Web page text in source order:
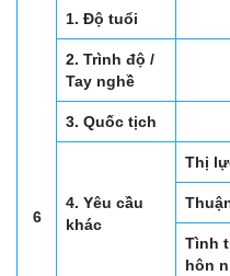
6
1. Độ tuổi
2. Trình độ /
Tay nghề
3. Quốc tịch
4. Yêu cầu
khác
Thị
Tình
hôn